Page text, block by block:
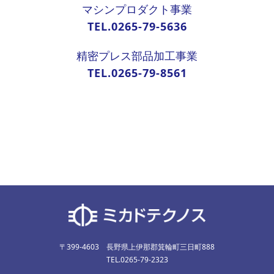
マシンプロダクト事業
TEL.0265-79-5636
精密プレス部品加工事業
TEL.0265-79-8561
〒399-4603 長野県上伊那郡箕輪町三日町888
TEL.0265-79-2323